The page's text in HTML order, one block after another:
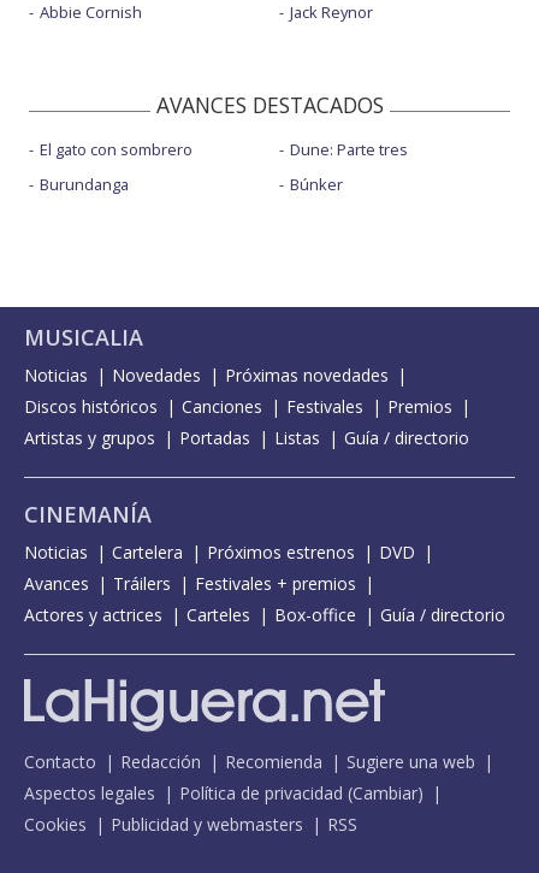
Abbie Cornish
Jack Reynor
AVANCES DESTACADOS
El gato con sombrero
Burundanga
Dune: Parte tres
Búnker
MUSICALIA
Noticias Novedades
Próximas novedades
Discos históricos
Canciones Festivales
Premios
Artistas y grupos
Portadas Listas Guía / directorio
CINEMANÍA
Noticias Cartelera Próximos estrenos
DVD
Avances
Tráilers
Festivales + premios
Actores y actrices
Carteles Box-office Guía / directorio
Contacto Redacción Recomienda
Sugiere una web
Aspectos legales
Política de privacidad (Cambiar)
Cookies
Publicidad y webmasters RSS